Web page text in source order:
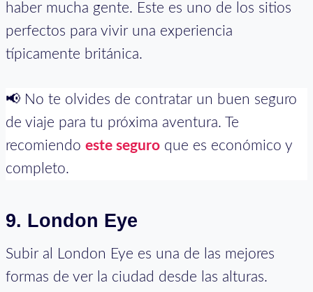
haber mucha gente. Este es uno de los sitios
perfectos para vivir una experiencia
típicamente británica.
📢 No te olvides de contratar un buen seguro
de viaje para tu próxima aventura. Te
recomiendo este seguro que es económico y
completo.
9. London Eye
Subir al London Eye es una de las mejores
formas de ver la ciudad desde las alturas.